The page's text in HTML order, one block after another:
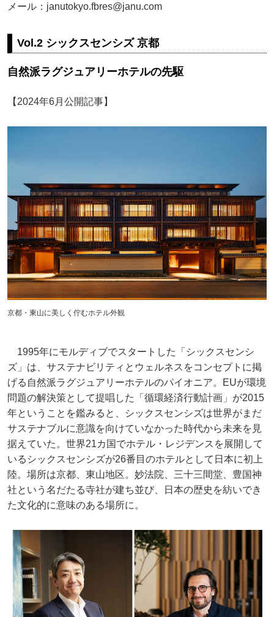
メール：janutokyo.fbres@janu.com
Vol.2 シックスセンシズ 京都
自然派ラグジュアリーホテルの先駆
【2024年6月公開記事】
京都・東山に美しく佇むホテル外観
1995年にモルディブでスタートした「シックスセンシ
ズ」は、サステナビリティとウェルネスをコンセプトに掲
げる自然派ラグジュアリーホテルのパイオニア。EUが環境
問題の解決策として提唱した「循環経済行動計画」が2015
年ということを鑑みると、シックスセンシズは世界がまだ
サステナブルに意識を向けていなかった時代から未来を見
据えていた。世界21カ国でホテル・レジデンスを展開して
いるシックスセンシズが26番目のホテルとして日本に初上
陸。場所は京都、東山地区。妙法院、三十三間堂、豊国神
社という名だたる寺社が建ち並び、日本の歴史を紡いでき
た文化的に意味のある場所に。